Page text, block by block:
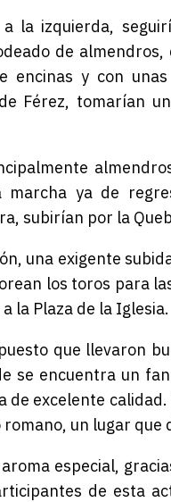
la izquierda,
de almendros,
encinas y con
Férez, tomarían
marcha ya de
subirían por la
una exigente
los toros para
la Plaza de la Iglesia.
que llevaron
se encuentra un
de excelente
romano, un lugar
especial,
de esta